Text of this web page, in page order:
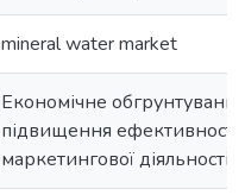
mineral water market
Економічне
підвищення ефективності
маркетингової діяльності